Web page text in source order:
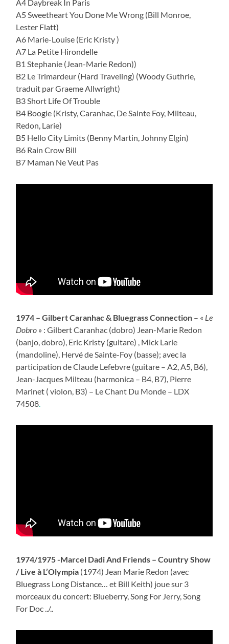
A4 Daybreak In Paris
A5 Sweetheart You Done Me Wrong (Bill Monroe,
Lester Flatt)
A6 Marie-Louise (Eric Kristy )
A7 La Petite Hirondelle
B1 Stephanie (Jean-Marie Redon))
B2 Le Trimardeur (Hard Traveling) (Woody Guthrie,
traduit par Graeme Allwright)
B3 Short Life Of Trouble
B4 Boogie (Kristy, Caranhac, De Sainte Foy, Milteau,
Redon, Larie)
B5 Hello City Limits (Benny Martin, Johnny Elgin)
B6 Rain Crow Bill
B7 Maman Ne Veut Pas
1974 – Gilbert Caranhac & Bluegrass Connection – « Le
Dobro » : Gilbert Caranhac (dobro) Jean-Marie Redon
(banjo, dobro), Eric Kristy (guitare) , Mick Larie
(mandoline), Hervé de Sainte-Foy (basse); avec la
participation de Claude Lefebvre (guitare – A2, A5, B6),
Jean-Jacques Milteau (harmonica – B4, B7), Pierre
Marinet ( violon, B3) – Le Chant Du Monde – LDX
74508.
1974/1975 -Marcel Dadi And Friends – Country Show
/ Live à L’Olympia (1974) Jean Marie Redon (avec
Bluegrass Long Distance… et Bill Keith) joue sur 3
morceaux du concert: Blueberry, Song For Jerry, Song
For Doc ../..